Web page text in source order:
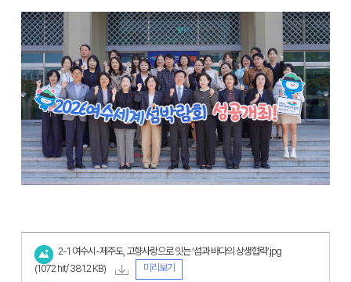
2-1 여수시-제주도, 고향사랑으로 잇는 ‘섬과 바다의 상생협력’.jpg
(1072 hit/ 381.2 KB)
미리보기